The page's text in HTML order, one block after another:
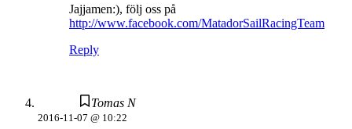
Jajjamen:), följ oss på
http://www.facebook.com/MatadorSailRacingTeam
Reply
Tomas N
2016-11-07 @ 10:22